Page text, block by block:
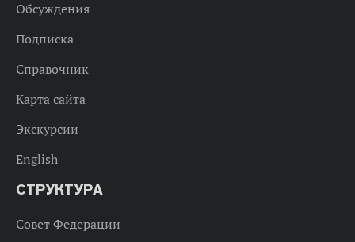
Обсуждения
Подписка
Справочник
Карта сайта
Экскурсии
English
СТРУКТУРА
Совет Федерации